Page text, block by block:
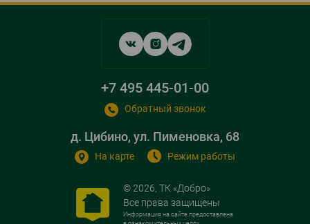
© 2026, ТК «Добро»
Все права защищены
Информация на сайте предоставлена
д. Цибино, ул. Пименовка, 68
На карте Режим работы
+7 495 445-01-00
Обратный звонок